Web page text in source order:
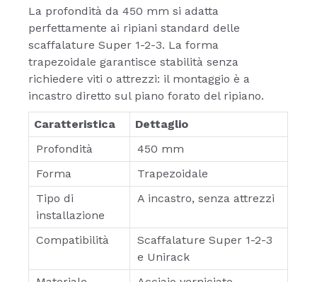
La profondità da 450 mm si adatta
perfettamente ai ripiani standard delle
scaffalature Super 1-2-3. La forma
trapezoidale garantisce stabilità senza
richiedere viti o attrezzi: il montaggio è a
incastro diretto sul piano forato del ripiano.
Caratteristica
Dettaglio
Profondità
450 mm
Forma
Trapezoidale
Tipo di
installazione
A incastro, senza attrezzi
Compatibilità
Scaffalature Super 1-2-3
e Unirack